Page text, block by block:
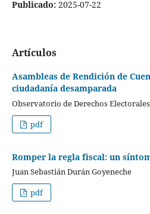
Publicado: 2025-07-22
Artículos
Asambleas de Rendición de
ciudadanía desamparada
Observatorio de Derechos Electorales
pdf
Romper la regla fiscal: un
Juan Sebastián Durán Goyeneche
pdf